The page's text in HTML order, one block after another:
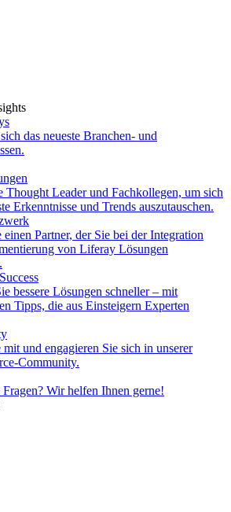
das neueste Branchen- und
Thought Leader und Fachkollegen, um sich
Erkenntnisse und Trends auszutauschen.
einen Partner, der Sie bei der Integration
von Liferay Lösungen
bessere Lösungen schneller – mit
Tipps, die aus Einsteigern Experten
und engagieren Sie sich in unserer
Community.
Wir helfen Ihnen gerne!